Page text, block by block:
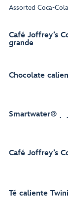
Assorted Coca-
Café Joffrey’s
grande
Chocolate
Smartwater®
Café Joffrey’s
Té caliente